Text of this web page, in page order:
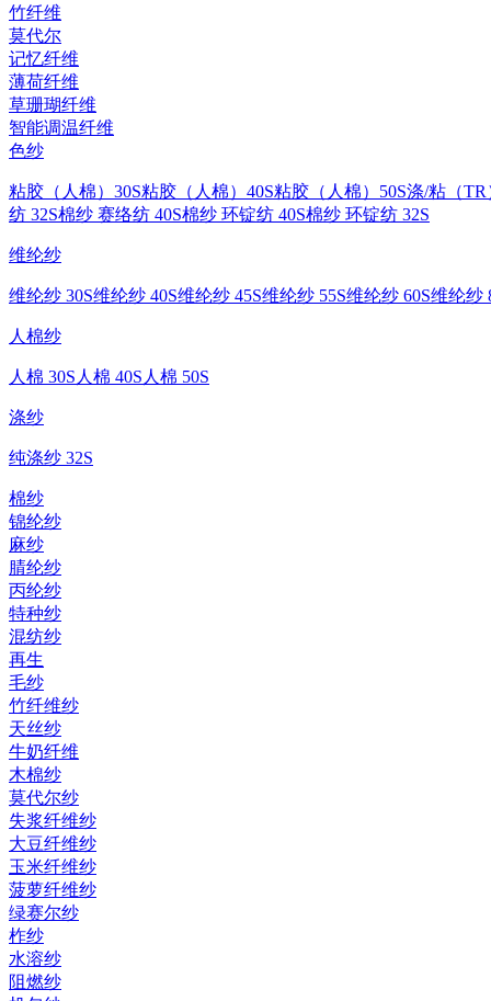
竹纤维
莫代尔
记忆纤维
薄荷纤维
草珊瑚纤维
智能调温纤维
色纱
粘胶（人棉）30S粘胶（人棉）40S粘胶（人棉）50S涤/粘（TR
纺 32S棉纱 赛络纺 40S棉纱 环锭纺 40S棉纱 环锭纺 32S
维纶纱
维纶纱 30S维纶纱 40S维纶纱 45S维纶纱 55S维纶纱 60S维纶纱
人棉纱
人棉 30S 人棉 40S 人棉 50S
涤纱
纯涤纱 32S
棉纱
锦纶纱
麻纱
腈纶纱
丙纶纱
特种纱
混纺纱
再生
毛纱
竹纤维纱
天丝纱
牛奶纤维
木棉纱
莫代尔纱
失浆纤维纱
大豆纤维纱
玉米纤维纱
菠萝纤维纱
绿赛尔纱
柞纱
水溶纱
阻燃纱